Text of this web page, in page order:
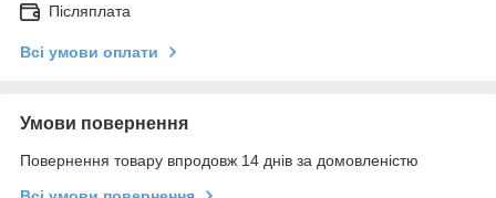
Післяплата
Всі умови оплати
Умови повернення
Повернення товару впродовж 14 днів за домовленістю